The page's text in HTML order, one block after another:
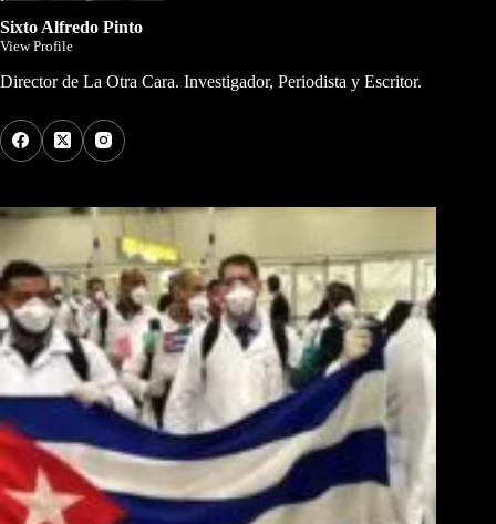
Sixto Alfredo Pinto
View Profile
Director de La Otra Cara. Investigador, Periodista y Escritor.